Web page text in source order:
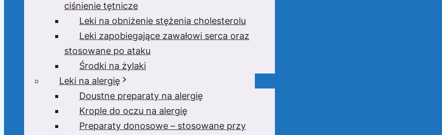
ciśnienie tętnicze
Leki na obniżenie stężenia cholesterolu
Leki zapobiegające zawałowi serca oraz
stosowane po ataku
Środki na żylaki
Leki na alergię
Doustne preparaty na alergię
Krople do oczu na alergię
Preparaty donosowe – stosowane przy